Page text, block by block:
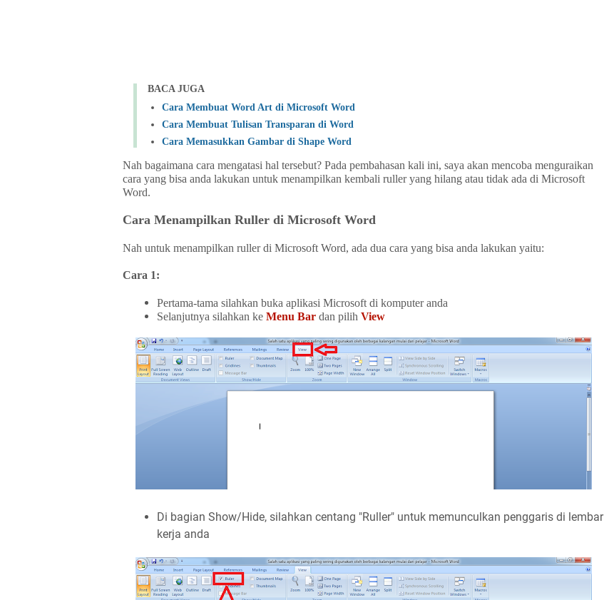
BACA JUGA
Cara Membuat Word Art di Microsoft Word
Cara Membuat Tulisan Transparan di Word
Cara Memasukkan Gambar di Shape Word
Nah bagaimana cara mengatasi hal tersebut? Pada pembahasan kali ini, saya akan mencoba menguraikan
cara yang bisa anda lakukan untuk menampilkan kembali ruller yang hilang atau tidak ada di Microsoft
Word.
Cara Menampilkan Ruller di Microsoft Word
Nah untuk menampilkan ruller di Microsoft Word, ada dua cara yang bisa anda lakukan yaitu:
Cara 1:
Pertama-tama silahkan buka aplikasi Microsoft di komputer anda
Selanjutnya silahkan ke Menu Bar dan pilih View
Di bagian Show/Hide, silahkan centang "Ruller" untuk memunculkan penggaris di lembar
kerja anda